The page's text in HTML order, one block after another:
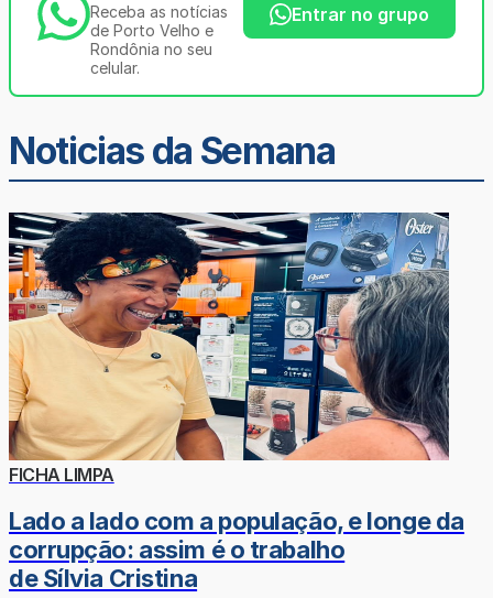
Receba as notícias
de Porto Velho e
Rondônia no seu
celular.
Entrar no grupo
Noticias da Semana
FICHA LIMPA
Lado a lado com a população, e longe da
corrupção: assim é o trabalho
de Sílvia Cristina